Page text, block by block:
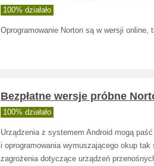
100% działało
Oprogramowanie Norton są w wersji online,
Bezpłatne wersje próbne
100% działało
Urządzenia z systemem Android mogą
i oprogramowania wymuszającego okup
zagrożenia dotyczące urządzeń